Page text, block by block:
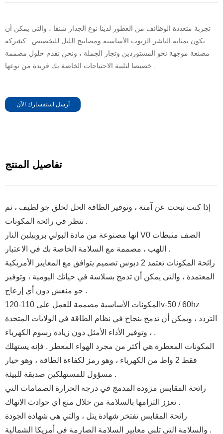
تجربة متعددة الوظائف من العطور لدينا نوع الجدار شنقا ، والتي يمكن أن
تكون بمثابة الناشر الزيوت الأساسية ومصابيح الليل للتخصيص . كشركة
مصنعة موجهة نحو المستوردين وتجار الجملة ، ونحن نقدم حلول مصممة
أرسل استفسارك الآن
تفاصيل المنتج
إذا كنت تبحث عن آمنة ، وتوفير الطاقة الحل لخلق جو لطيف ، ثم
ننظر في رائحة المكونات .
انها مصنوعة من مادة البولي بروبيلين النار V0 الصف مثبطات
اللهب ، مصممة مع السلامة الخاصة بك في الاعتبار .
رائحة المكونات تعتمد 2 دبوس تصميم يتوافق مع المعايير الأمريكية
المعتمدة ، والتي يمكن أن تدمج بسلاسة في حياتك اليومية ، وتوفير
جو منعش دون أي إزعاج .
المكونات الأساسية مصممة للعمل على 110-120v-50 / 60hz
التردد ، ويمكن أن تدمج بنجاح في نظام الطاقة في الولايات المتحدة
، وتوفير الأداء الأمثل دون زيادة رسوم الكهرباء .
المكونات المعطرة هي أكثر من مجرد الهواء المعطر . فإنه يستهلك
فقط 2 واط من الكهرباء ، وهو رمز لكفاءة الطاقة ، وهو خيار
مسؤول للمستهلكين صديقة للبيئة .
رائحة المقابس مزودة المدمج في درجة الحرارة الصمامات التي
تعزز التزامها بالسلامة من خلال منع أي حوادث الانهاك .
رائحة المقابس تفتخر شهادة يتل ، والتي هي شهادة الجودة
والسلامة التي تلبي معايير السلامة الصارمة في أمريكا الشمالية .